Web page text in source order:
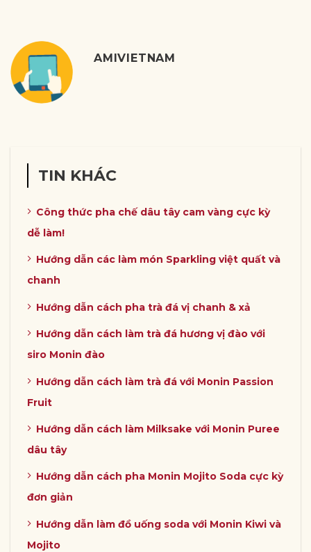
AMIVIETNAM
TIN KHÁC
Công thức pha chế dâu tây cam vàng cực kỳ
dễ làm!
Hướng dẫn các làm món Sparkling việt quất và
chanh
Hướng dẫn cách pha trà đá vị chanh & xả
Hướng dẫn cách làm trà đá hương vị đào với
siro Monin đào
Hướng dẫn cách làm trà đá với Monin Passion
Fruit
Hướng dẫn cách làm Milksake với Monin Puree
dâu tây
Hướng dẫn cách pha Monin Mojito Soda cực kỳ
đơn giản
Hướng dẫn làm đồ uống soda với Monin Kiwi và
Mojito